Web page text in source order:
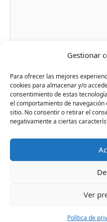
Gestionar
Para ofrecer las mejores
cookies para almacenar y/o
consentimiento de estas
el comportamiento de
sitio. No consentir o retirar el
negativamente a ciertas
Ver
Política de
Nombre*